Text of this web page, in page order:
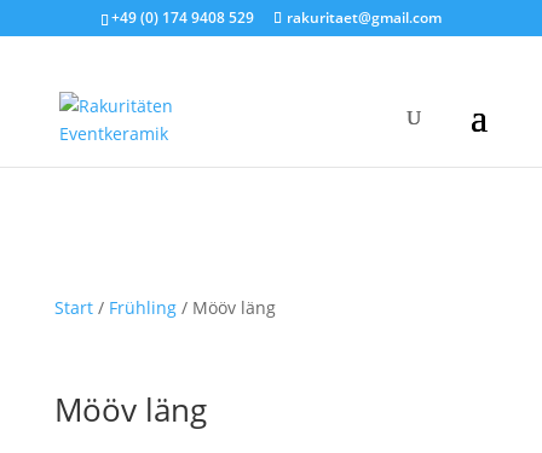
+49 (0) 174 9408 529 rakuritaet@gmail.com
Start/ Frühling/ Mööv läng
Mööv läng